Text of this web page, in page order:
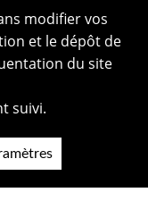
modifier vos
et le dépôt de
du site
suivi.